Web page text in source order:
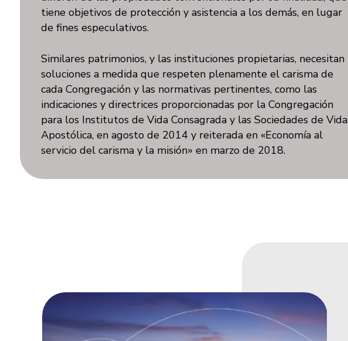
tiene objetivos de protección y asistencia a los demás, en lugar
de fines especulativos.
Similares patrimonios, y las instituciones propietarias, necesitan
soluciones a medida que respeten plenamente el carisma de
cada Congregación y las normativas pertinentes, como las
indicaciones y directrices proporcionadas por la Congregación
para los Institutos de Vida Consagrada y las Sociedades de Vida
Apostólica, en agosto de 2014 y reiterada en «Economía al
servicio del carisma y la misión» en marzo de 2018.